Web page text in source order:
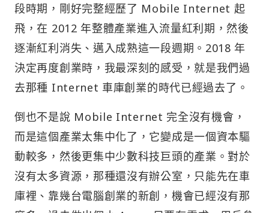
段時期，剛好完整經歷了 Mobile Internet 起
飛，在 2012 年整體產業進入流量紅利期，然後
逐漸紅利消失、邁入成熟這一段週期。2018 年
決定再度創業時，我最深刻的感受，就是我們過
去那種 Internet 車庫創業的時代已經過去了。
倒也不是說 Mobile Internet 完全沒有機會，
而是這個產業太集中化了，它變成是一個資本驅
動較多，然後更集中少數科技巨頭的產業。對於
沒有太多資源，那種還沒有辦公室，只能先在車
庫裡、靠幾台電腦創業的新創，機會已經沒有那